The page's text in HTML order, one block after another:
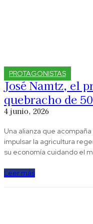
PROTAGONISTAS
José Namtz, el
quebracho de
4 junio, 2026
Una alianza que
impulsar la agricultura
su economía cuidando el
Leer más